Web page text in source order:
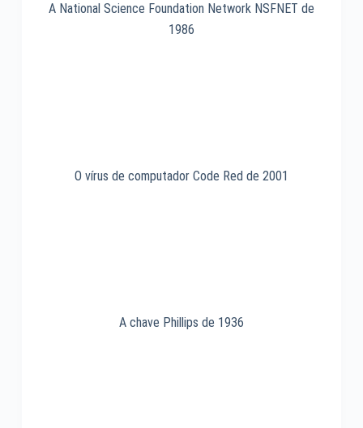
A National Science Foundation Network NSFNET de
1986
O vírus de computador Code Red de 2001
A chave Phillips de 1936